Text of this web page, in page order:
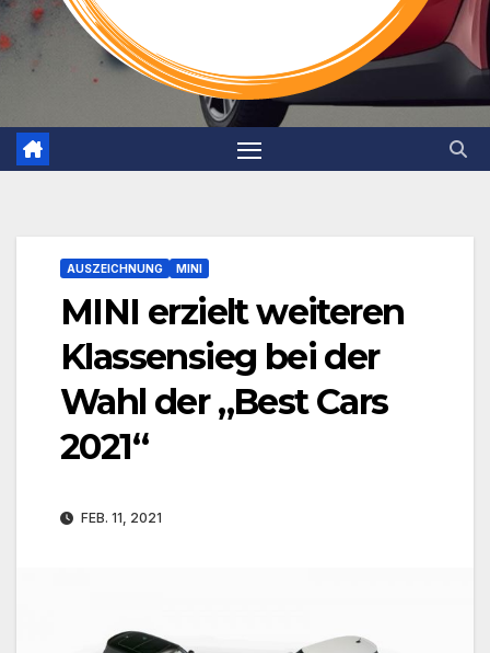
AUSZEICHNUNG MINI
MINI erzielt weiteren
Klassensieg bei der
Wahl der „Best Cars
2021“
FEB. 11, 2021